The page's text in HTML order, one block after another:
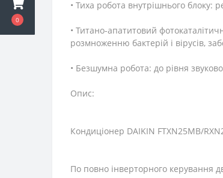
0
• Тиха робота внутрішнього
• Титано-апатитовий
розмноженню бактерій і вірусів,
• Безшумна робота: до рівня
Опис:
Кондиціонер DAIKIN FTXN25MB/
По повно інверторного керування